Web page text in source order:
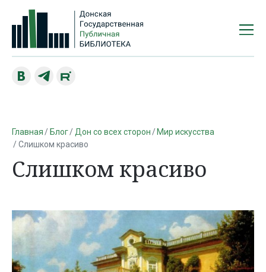
Главная Блог Дон со всех сторон
Мир искусства
Слишком красиво
Слишком красиво